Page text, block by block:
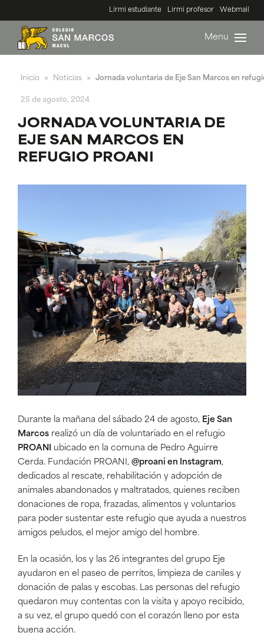
Lirmi estudiante Lirmi profesor Webmail
Menu
Inicio » Noticias » Jornada voluntaria de Eje San Marcos en
25 de agosto, 2024
JORNADA VOLUNTARIA DE
EJE SAN MARCOS EN
REFUGIO PROANI
Durante la mañana del sábado 24 de agosto, Eje San
Marcos realizó un día de voluntariado en el refugio
PROANI ubicado en la comuna de Pedro Aguirre
Cerda. Fundación PROANI, @proani en Instagram,
dedicados al rescate, rehabilitación y adopción de
animales abandonados y maltratados, quienes reciben
donaciones de ropa, frazadas, alimentos y voluntarios
para poder sustentar este refugio que ayuda a nuestros
amigos peludos, el mejor amigo del hombre.
En la ocasión, los y las 26 integrantes del grupo Eje
ayudaron en el paseo de perritos, limpieza de caniles y
donación de palas y escobas. Las personas del refugio
quedaron muy contentas con la visita y apoyo recibido,
a su vez, el grupo quedó con el corazón lleno por esta
buena acción.